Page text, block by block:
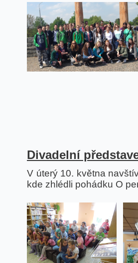
Divadelní
V úterý 10. května
kde zhlédli pohádku O